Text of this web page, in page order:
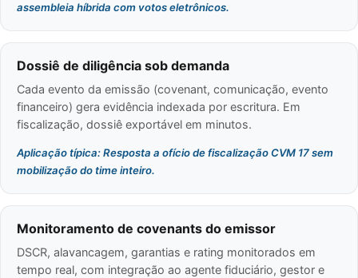
assembleia híbrida com votos eletrônicos.
Dossiê de diligência sob demanda
Cada evento da emissão (covenant, comunicação, evento
financeiro) gera evidência indexada por escritura. Em
fiscalização, dossiê exportável em minutos.
Aplicação típica: Resposta a ofício de fiscalização CVM 17 sem
mobilização do time inteiro.
Monitoramento de covenants do emissor
DSCR, alavancagem, garantias e rating monitorados em
tempo real, com integração ao agente fiduciário, gestor e